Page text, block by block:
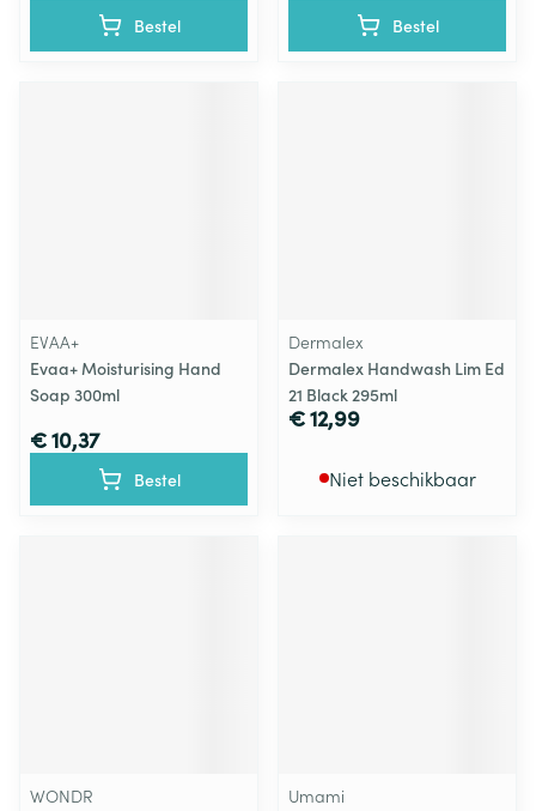
Bestel Bestel
EVAA+
Evaa+ Moisturising Hand
Soap 300ml
€ 10,37
Bestel
Dermalex
Dermalex Handwash Lim Ed
21 Black 295ml
€ 12,99
Niet beschikbaar
WONDR
Umami